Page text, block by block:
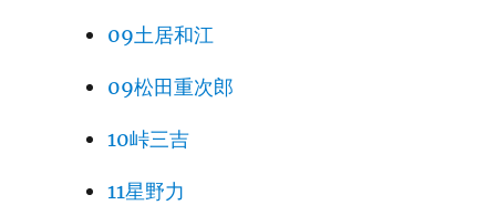
09土居和江
09松田重次郎
10峠三吉
11星野力